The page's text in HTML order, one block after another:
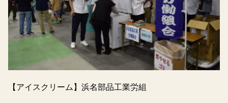
【アイスクリーム】浜名部品工業労組